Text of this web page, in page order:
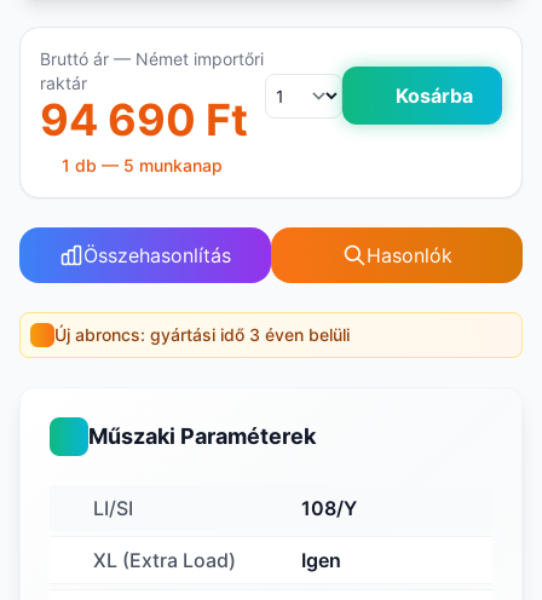
Bruttó ár — Német importőri
raktár
94 690 Ft Kosárba
1 db — 5 munkanap
Összehasonlítás Hasonlók
Új abroncs: gyártási idő 3 éven belüli
Műszaki Paraméterek
LI/SI 108/Y
XL (Extra Load) Igen